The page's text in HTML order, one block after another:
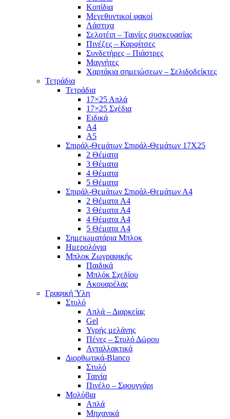
Κοπίδια
Μεγεθυντικοί φακοί
Λάστιχα
Σελοτέιπ – Ταινίες συσκευασίας
Πινέζες – Καρφίτσες
Συνδετήρες – Πιάστρες
Μαγνήτες
Χαρτάκια σημειώσεων – Σελιδοδείκτες
Τετράδια
Τετράδια
17×25 Απλά
17×25 Σχέδια
Ειδικά
Α4
Α5
Σπιράλ-Θεμάτων Σπιράλ-Θεμάτων 17Χ25
2 Θέματα
3 Θέματα
4 Θέματα
5 Θέματα
Σπιράλ-Θεμάτων Σπιράλ-Θεμάτων Α4
2 Θέματα A4
3 Θέματα A4
4 Θέματα A4
5 Θέματα A4
Σημειωματάρια Μπλοκ
Ημερολόγια
Μπλοκ Ζωγραφικής
Παιδικά
Μπλόκ Σχεδίου
Ακουαρέλας
Γραφική Ύλη
Στυλό
Απλά – Διαρκείας
Gel
Υγρής μελάνης
Πένες – Στυλό Δώρου
Ανταλλακτικά
Διορθωτικά-Blanco
Στυλό
Ταινία
Πινέλο – Σφουγγάρι
Μολύβια
Απλά
Μηχανικά